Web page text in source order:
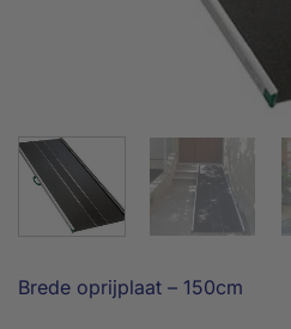
Brede oprijplaat – 150cm